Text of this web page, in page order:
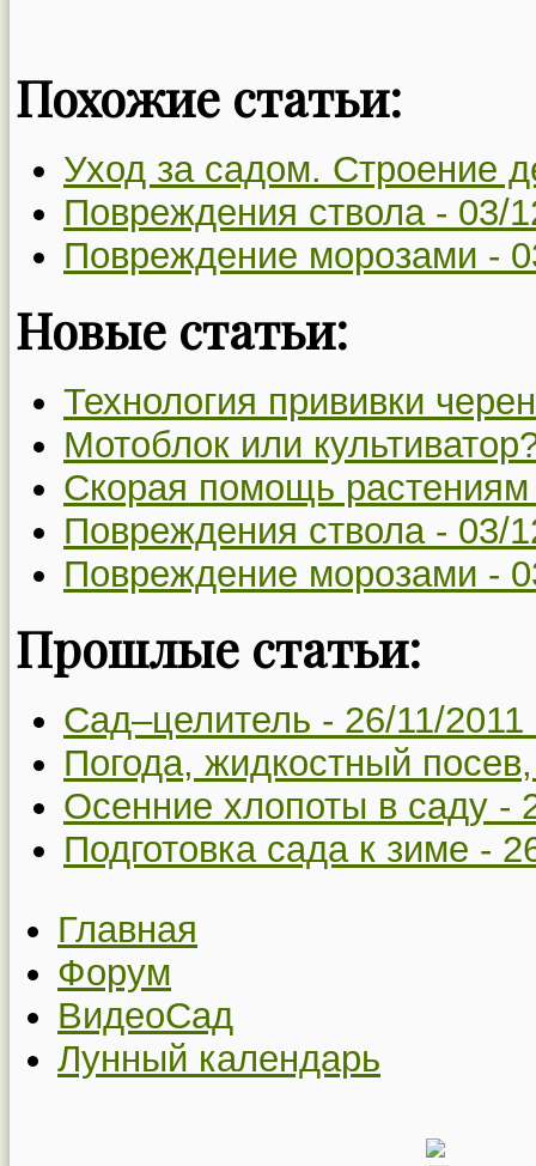
Похожие статьи:
Уход за садом. Строение
Повреждения ствола - 03/
Повреждение морозами -
Новые статьи:
Технология прививки
Мотоблок или
Скорая помощь
Повреждения ствола - 03/
Повреждение морозами -
Прошлые статьи:
Сад–целитель - 26/11/2011
Погода, жидкостный
Осенние хлопоты в саду -
Подготовка сада к зиме -
Главная
Форум
ВидеоСад
Лунный календарь